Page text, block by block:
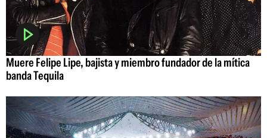
Muere Felipe Lipe, bajista y miembro fundador de la mítica
banda Tequila